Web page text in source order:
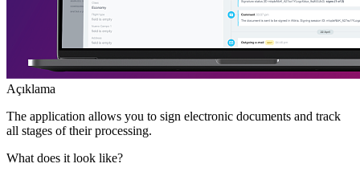
Açıklama
The application allows you to sign electronic documents and track
all stages of their processing.
What does it look like?